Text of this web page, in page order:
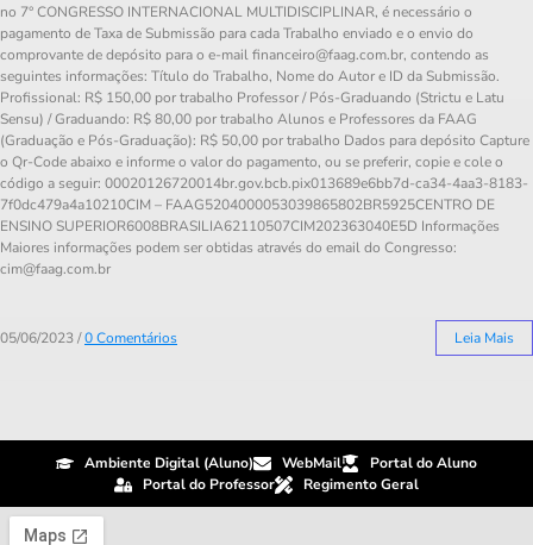
no 7° CONGRESSO INTERNACIONAL MULTIDISCIPLINAR, é necessário o
pagamento de Taxa de Submissão para cada Trabalho enviado e o envio do
comprovante de depósito para o e-mailfinanceiro@faag.com.br, contendo as
seguintes informações: Título do Trabalho, Nome do Autor e ID da Submissão.
Profissional: R$ 150,00 por trabalho Professor / Pós-Graduando (Strictu e Latu
Sensu) / Graduando: R$ 80,00 por trabalho Alunos e Professores da FAAG
(Graduação e Pós-Graduação): R$ 50,00 por trabalho Dados para depósito Capture
o Qr-Code abaixo e informe o valor do pagamento, ou se preferir, copie e cole o
código a seguir: 00020126720014br.gov.bcb.pix013689e6bb7d-ca34-4aa3-8183-
7f0dc479a4a10210CIM – FAAG5204000053039865802BR5925CENTRO DE
ENSINO SUPERIOR6008BRASILIA62110507CIM202363040E5D Informações
Maiores informações podem ser obtidas através do email do Congresso:
cim@faag.com.br
05/06/2023/0 Comentários Leia Mais
Ambiente Digital (Aluno) WebMail
Portal do Aluno
Portal do Professor
Regimento Geral